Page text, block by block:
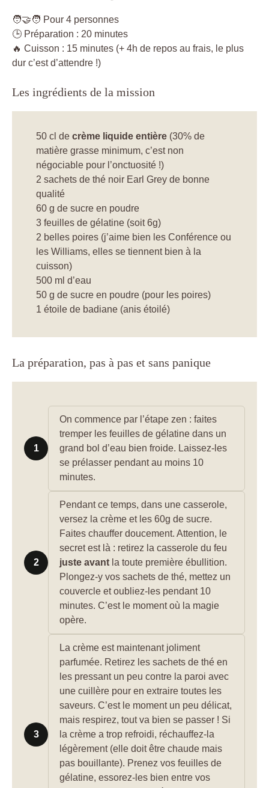
🧑‍🤝‍🧑 Pour 4 personnes
🕒 Préparation : 20 minutes
🔥 Cuisson : 15 minutes (+ 4h de repos au frais, le plus
dur c’est d’attendre !)
Les ingrédients de la mission
50 cl de crème liquide entière (30% de
matière grasse minimum, c’est non
négociable pour l’onctuosité !)
2 sachets de thé noir Earl Grey de bonne
qualité
60 g de sucre en poudre
3 feuilles de gélatine (soit 6g)
2 belles poires (j’aime bien les Conférence ou
les Williams, elles se tiennent bien à la
cuisson)
500 ml d’eau
50 g de sucre en poudre (pour les poires)
1 étoile de badiane (anis étoilé)
La préparation, pas à pas et sans panique
1
On commence par l’étape zen : faites
tremper les feuilles de gélatine dans un
grand bol d’eau bien froide. Laissez-les
se prélasser pendant au moins 10
minutes.
2
Pendant ce temps, dans une casserole,
versez la crème et les 60g de sucre.
Faites chauffer doucement. Attention, le
secret est là : retirez la casserole du feu
juste avant la toute première ébullition.
Plongez-y vos sachets de thé, mettez un
couvercle et oubliez-les pendant 10
minutes. C’est le moment où la magie
opère.
3
La crème est maintenant joliment
parfumée. Retirez les sachets de thé en
les pressant un peu contre la paroi avec
une cuillère pour en extraire toutes les
saveurs. C’est le moment un peu délicat,
mais respirez, tout va bien se passer ! Si
la crème a trop refroidi, réchauffez-la
légèrement (elle doit être chaude mais
pas bouillante). Prenez vos feuilles de
gélatine, essorez-les bien entre vos